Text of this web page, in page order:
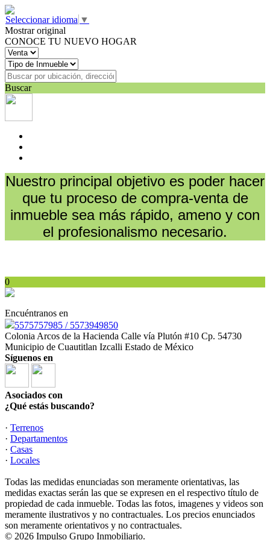
Seleccionar idioma ▼
Mostrar original
CONOCE TU NUEVO HOGAR
Buscar
Nuestro principal objetivo es poder hacer
que tu proceso de compra-venta de
inmueble sea más rápido, ameno y con
el profesionalismo necesario.
0
Encuéntranos en
5575757985 / 5573949850
Colonia Arcos de la Hacienda Calle vía Plutón #10 Cp. 54730
Municipio de Cuautitlan Izcalli Estado de México
Síguenos en
Asociados con
¿Qué estás buscando?
· Terrenos
· Departamentos
· Casas
· Locales
Todas las medidas enunciadas son meramente orientativas, las
medidas exactas serán las que se expresen en el respectivo título de
propiedad de cada inmueble. Todas las fotos, imagenes y videos son
meramente ilustrativos y no contractuales. Los precios enunciados
son meramente orientativos y no contractuales.
© 2026 Impulso Grupo Inmobiliario.